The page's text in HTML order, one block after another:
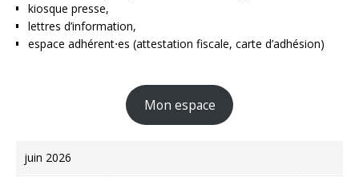
kiosque presse,
lettres d’information,
espace adhérent⋅es (attestation fiscale, carte d’adhésion)
Mon espace
juin 2026